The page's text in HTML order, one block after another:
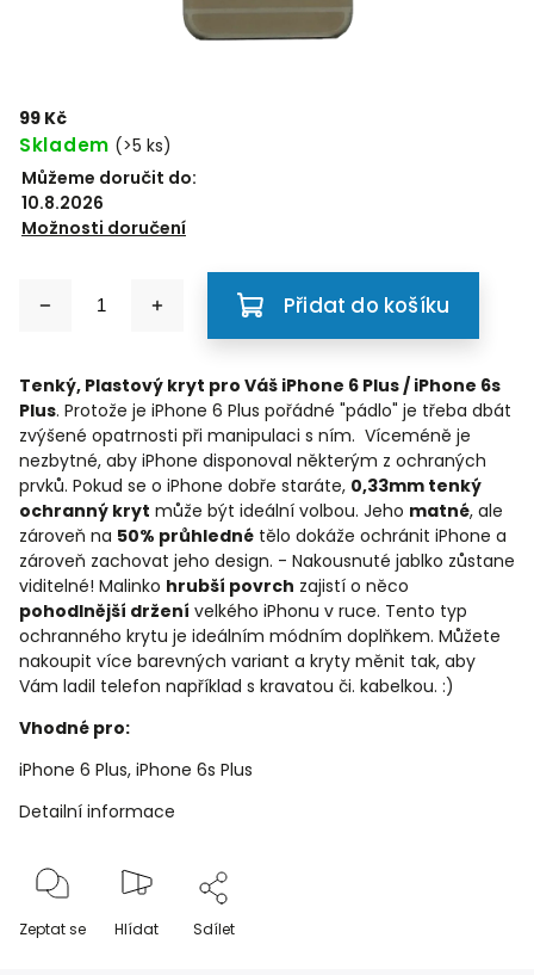
99 Kč
Skladem (>5 ks)
Můžeme doručit do:
10.8.2026
Možnosti doručení
Přidat do košíku
Tenký, Plastový kryt pro Váš iPhone 6 Plus / iPhone 6s
Plus. Protože je iPhone 6 Plus pořádné "pádlo" je třeba dbát
zvýšené opatrnosti při manipulaci s ním. Víceméně je
nezbytné, aby iPhone disponoval některým z ochraných
prvků. Pokud se o iPhone dobře staráte, 0,33mm tenký
ochranný kryt může být ideální volbou. Jeho matné, ale
zároveň na 50% průhledné tělo dokáže ochránit iPhone a
zároveň zachovat jeho design. - Nakousnuté jablko zůstane
viditelné! Malinko hrubší povrch zajistí o něco
pohodlnější držení velkého iPhonu v ruce. Tento typ
ochranného krytu je ideálním módním doplňkem. Můžete
nakoupit více barevných variant a kryty měnit tak, aby
Vám ladil telefon například s kravatou či. kabelkou. :)
Vhodné pro:
iPhone 6 Plus, iPhone 6s Plus
Detailní informace
Zeptat se Hlídat Sdílet